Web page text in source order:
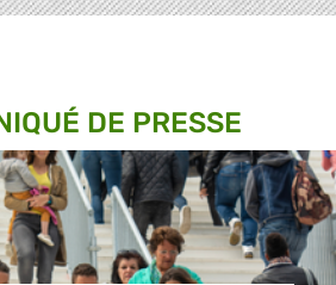
DE PRESSE